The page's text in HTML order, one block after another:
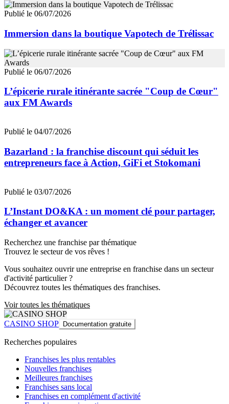
Publié le 06/07/2026
Immersion dans la boutique Vapotech de Trélissac
Publié le 06/07/2026
L’épicerie rurale itinérante sacrée "Coup de Cœur"
aux FM Awards
Publié le 04/07/2026
Bazarland : la franchise discount qui séduit les
entrepreneurs face à Action, GiFi et Stokomani
Publié le 03/07/2026
L’Instant DO&KA : un moment clé pour partager,
échanger et avancer
Recherchez une franchise par thématique
Trouvez le secteur de vos rêves !
Vous souhaitez ouvrir une entreprise en franchise dans un secteur
d'activité particulier ?
Découvrez toutes les thématiques des franchises.
Voir toutes les thématiques
CASINO SHOP Documentation gratuite
Recherches populaires
Franchises les plus rentables
Nouvelles franchises
Meilleures franchises
Franchises sans local
Franchises en complément d'activité